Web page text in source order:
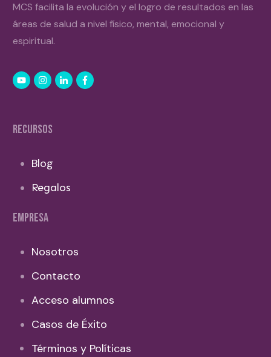
MCS facilita la evolución y el logro de resultados en las
áreas de salud a nivel físico, mental, emocional y
espiritual.
RECURSOS
Blog
Regalos
EMPRESA
Nosotros
Contacto
Acceso alumnos
Casos de Éxito
Términos y Políticas